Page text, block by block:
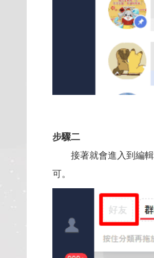
步驟二
接著就會進入到編輯
可。